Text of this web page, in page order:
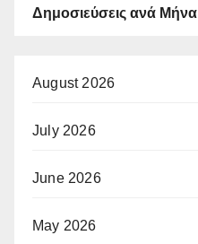
Δημοσιεύσεις ανά Μήνα
August 2026
July 2026
June 2026
May 2026